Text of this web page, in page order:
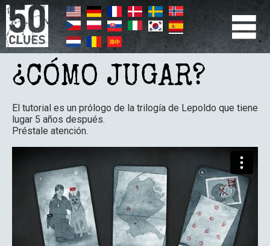
Pasar
al
contenido
principal
PRIMÆR
NAVIGATION
¿CÓMO JUGAR?
El tutorial es un prólogo de la trilogía de Lepoldo que tiene
lugar 5 años después.
Préstale atención.